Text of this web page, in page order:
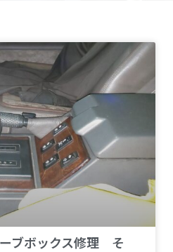
ブボックス修理 そ
ー
ジ
ー
ジ
ー
ジ